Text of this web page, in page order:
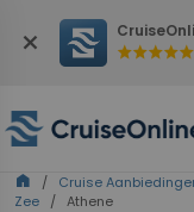
close starstarstarstarstar
home / Cruise
Zee / Athene